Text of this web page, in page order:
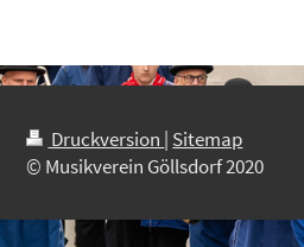
Druckversion | Sitemap
© Musikverein Göllsdorf 2020